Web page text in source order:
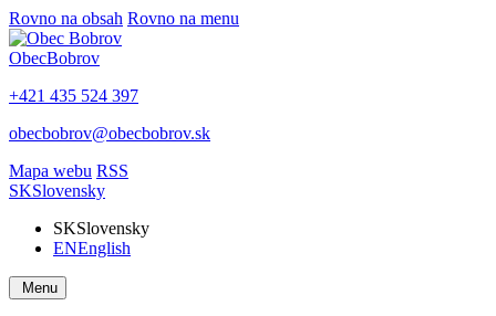
Rovno na obsah Rovno na menu
ObecBobrov
+421 435 524 397
obecbobrov@obecbobrov.sk
Mapa webu RSS
SKSlovensky
SKSlovensky
ENEnglish
Menu